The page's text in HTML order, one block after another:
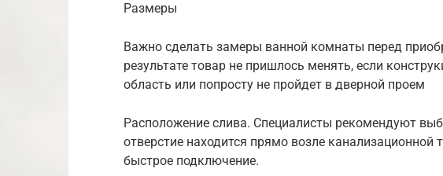
Размеры
Важно сделать замеры ванной комнаты перед
результате товар не пришлось менять, если
область или попросту не пройдет в дверной проем
Расположение слива. Специалисты рекомендуют
отверстие находится прямо возле канализационной
быстрое подключение.